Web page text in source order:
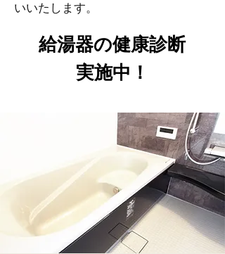
いいたします。
給湯器の健康診断
実施中！